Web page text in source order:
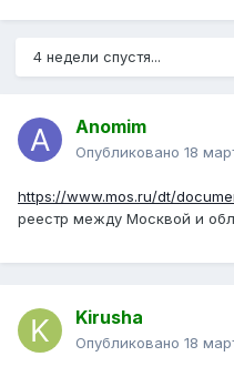
4 недели спустя...
Anomim
Опубликовано 18
https://www.mos.ru/dt/
реестр между Москвой и
Kirusha
Опубликовано 18